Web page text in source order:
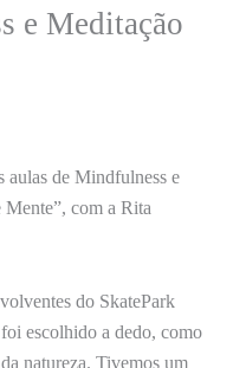
e Meditação
aulas de Mindfulness e
com a Rita
do SkatePark
escolhido a dedo, como
natureza. Tivemos um